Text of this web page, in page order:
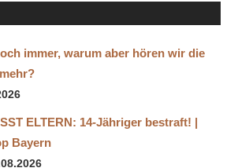
immer, warum aber hören wir die
ELTERN: 14-Jähriger bestraft! |
Bayern